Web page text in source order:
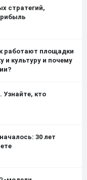
стратегий,
работают площадки
и культуру и почему
Узнайте, кто
30 лет